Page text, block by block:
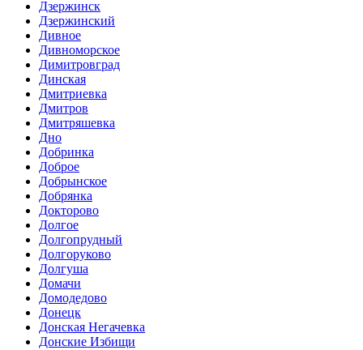
Дзержинск
Дзержинский
Дивное
Дивноморское
Димитровград
Динская
Дмитриевка
Дмитров
Дмитряшевка
Дно
Добринка
Доброе
Добрынское
Добрянка
Докторово
Долгое
Долгопрудный
Долгоруково
Долгуша
Домачи
Домодедово
Донецк
Донская Негачевка
Донские Избищи